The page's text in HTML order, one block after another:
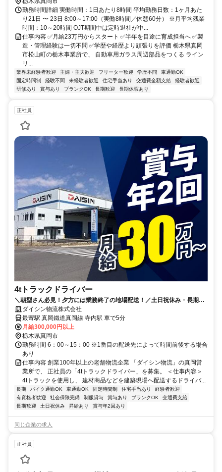
勤務時間詳細 実働時間：1日あたり8時間 平均勤務日数：1ヶ月あた
り21日 〜 23日 8:00～17:00（実働8時間／休憩60分） ※月平均残業
時間：10～20時間 OJT期間中は定時退社が中...
仕事内容 ✅月給23万円からスタート ✅半年を目途に育成担当へ ✅製
造・管理経験は一切不問 ✅学歴や経歴より頑張りを評価 栃木県真岡
市松山町の栃木事業所で、 自動車用ガラス周辺部品をつくる ライン
リ...
業界未経験者歓迎 主婦・主夫歓迎 フリーター歓迎 学歴不問
車通勤OK
固定時間制
経験不問 未経験者歓迎 住宅手当あり 交通費全額支給
経験者歓迎
研修あり
賞与あり ブランクOK 長期歓迎 長期休暇あり
正社員
4tトラックドライバー
＼朝型さん必見！夕方には業務終了の地場配送！／土日祝休み・長期休
暇もあり、ご家庭のある方も安心！
ダイシン物流株式会社
最寄駅 真岡鐵道真岡線 寺内駅 車で5分
月給300,000円以上
栃木県真岡市
勤務時間 6：00～15：00 ※1番目の配送先によって時間前後する場合
あり
仕事内容 創業100年以上の老舗物流企業 「ダイシン物流」の真岡営
業所で、 正社員の「4tトラックドライバー」を募集。 ＜仕事内容＞
4tトラックを使用し、 建材商品などを建築現場へ配送するドライバ...
長期 バイク通勤OK 車通勤OK 固定時間制 住宅手当あり
経験者歓迎
有資格者歓迎
社会保険完備 制服貸与 賞与あり ブランクOK
交通費支給
長期歓迎
土日祝休み 昇給あり 賞与年2回あり
同じ企業の求人
正社員